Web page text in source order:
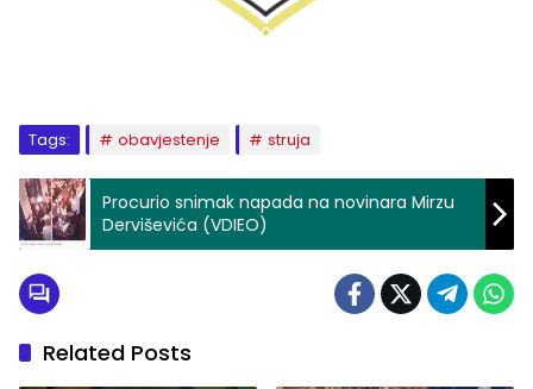
Tags: obavjestenje struja
Procurio snimak napada na novinara Mirzu
Derviševića (VDIEO)
Related Posts